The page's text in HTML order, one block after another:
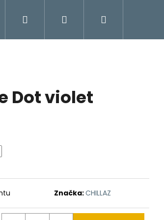
Moje objednávka
Přihlášení
Dot violet
Značka:CHILLAZ